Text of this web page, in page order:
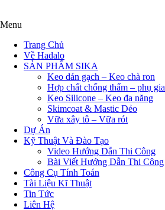
Menu
Trang Chủ
Về Hadalo
SẢN PHẨM SIKA
Keo dán gạch – Keo chà ron
Hợp chất chống thấm – phụ gia
Keo Silicone – Keo đa năng
Skimcoat & Mastic Dẻo
Vữa xây tô – Vữa rót
Dự Án
Kỹ Thuật Và Đào Tạo
Video Hướng Dẫn Thi Công
Bài Viết Hướng Dẫn Thi Công
Công Cụ Tính Toán
Tài Liệu Kĩ Thuật
Tin Tức
Liên Hệ